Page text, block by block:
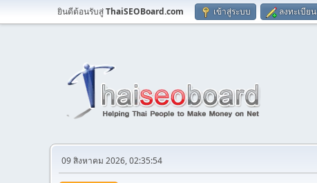
ยินดีต้อนรับสู่ThaiSEOBoard.com เข้าสู่ระบบ ลงทะเบียน
09 สิงหาคม 2026, 02:35:54